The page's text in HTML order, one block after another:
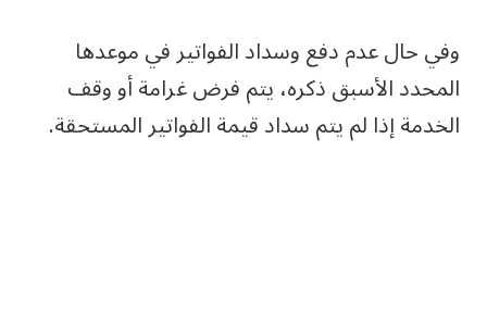
وفي حال عدم دفع وسداد الفواتير في موعدها
المحدد الأسبق ذكره، يتم فرض غرامة أو وقف
الخدمة إذا لم يتم سداد قيمة الفواتير المستحقة.